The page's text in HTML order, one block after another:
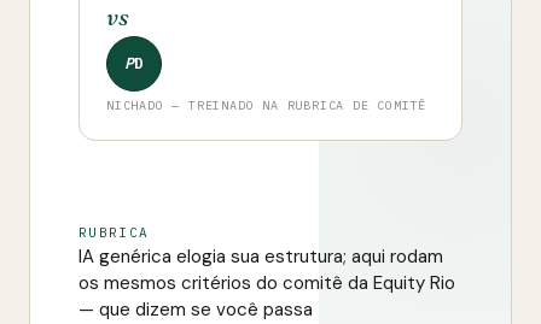
vs
PD
NICHADO — TREINADO NA RUBRICA DE COMITÊ
RUBRICA
IA genérica elogia sua estrutura; aqui rodam
os mesmos critérios do comitê da Equity Rio
— que dizem se você passa